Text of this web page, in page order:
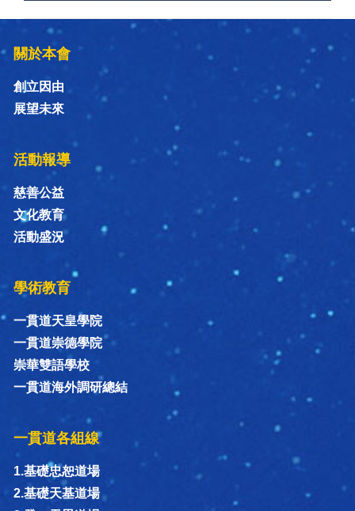
關於本會
創立因由
展望未來
活動報導
慈善公益
文化教育
活動盛況
學術教育
一貫道天皇學院
一貫道崇德學院
崇華雙語學校
一貫道海外調研總結
一貫道各組線
1.基礎忠恕道場
2.基礎天基道場